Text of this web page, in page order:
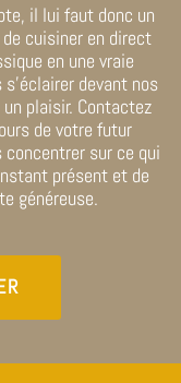
il lui faut donc un
cuisiner en direct
en une vraie
devant nos
plaisir. Contactez
de votre futur
concentrer sur ce qui
présent et de
généreuse.